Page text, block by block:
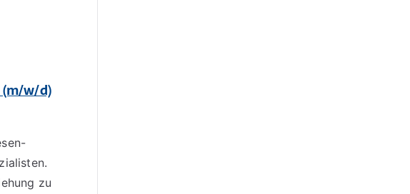
(m/w/d)
zu